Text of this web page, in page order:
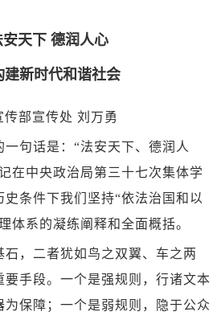
天下 德润人心
建新时代和谐社会
传部宣传处 刘万勇
句话是： “法安天下、德润人
在中央政治局第三十七次集体学
条件下我们坚持“依法治国和以
体系的凝练阐释和全面概括。
石，二者犹如鸟之双翼、车之两
手段。一个是强规则，行诸文本
为保障；一个是弱规则，隐于公众